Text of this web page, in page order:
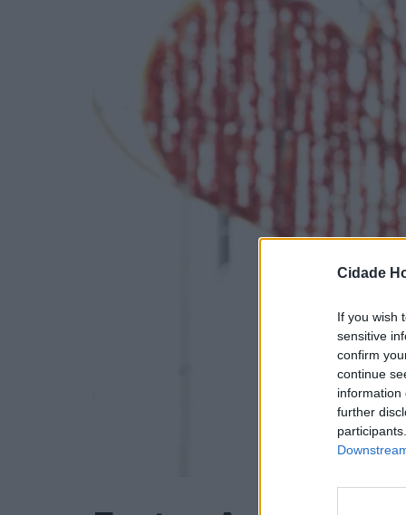
Cidade
If you wish
sensitive
confirm
continue
information
further